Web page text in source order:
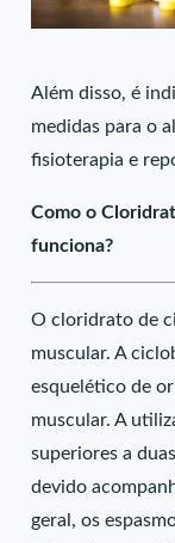
Além disso, é
medidas para o
fisioterapia e
Como o
funciona?
O cloridrato de
muscular. A
esquelético de
muscular. A
superiores a
devido
geral, os